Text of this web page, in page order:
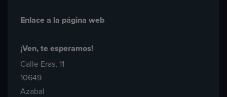
Enlace a la página web
¡Ven, te esperamos!
Calle Eras, 11
10649
Azabal